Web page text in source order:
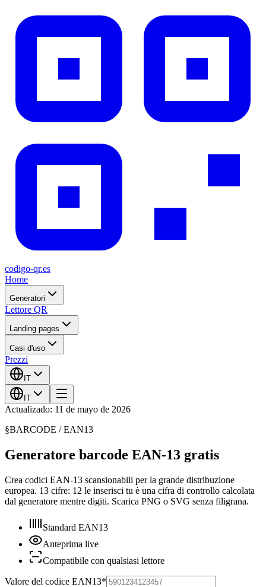
codigo-qr.es
Home
Generatori
Lettore QR
Landing pages
Casi d'uso
Prezzi
IT
IT
Actualizado: 11 de mayo de 2026
§BARCODE /EAN13
Generatore barcode EAN-13 gratis
Crea codici EAN-13 scansionabili per la grande distribuzione
europea. 13 cifre: 12 le inserisci tu è una cifra di controllo calcolata
dal generatore mentre digiti. Scarica PNG o SVG senza filigrana.
Standard EAN13
Anteprima live
Compatibile con qualsiasi lettore
Valore del codice EAN13*